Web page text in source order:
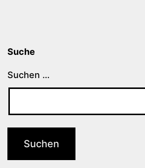
Suche
Suchen …